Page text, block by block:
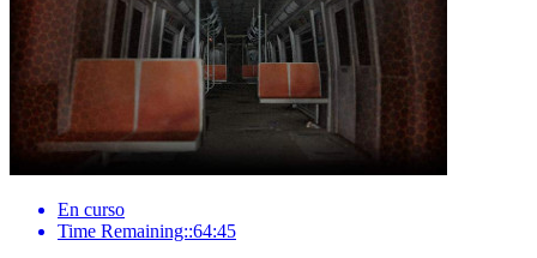
En curso
Time Remaining::64:45